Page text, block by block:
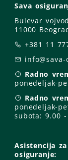
Sava
Bulevar
11000
+381 11
Radno
ponedeljak-
Radno
ponedeljak-
subota: 9.00
Asistencija
osiguranje: